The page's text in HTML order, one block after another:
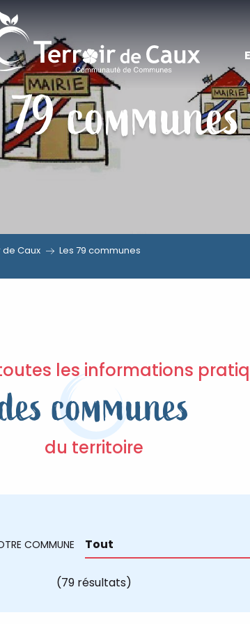
79 communes
Caux Les 79 communes
les informations
communes
du territoire
COMMUNE
(79 résultats)